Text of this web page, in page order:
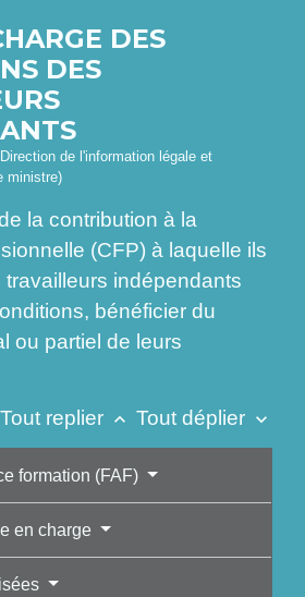
DES
DES
de l'information légale et
ministre)
la contribution à la
(CFP) à laquelle ils
indépendants
bénéficier du
ou partiel de leurs
Tout replier keyboard_arrow_up Tout déplier keyboard_arrow_down
formation (FAF)
en charge